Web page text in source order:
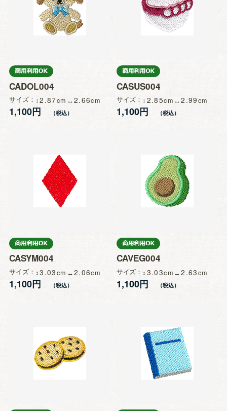
CADOL004
サイズ 2.87 2.66
1,100円
CASUS004
サイズ 2.85 2.99
1,100円
CASYM004
サイズ 3.03 2.06
1,100円
CAVEG004
サイズ 3.03 2.63
1,100円